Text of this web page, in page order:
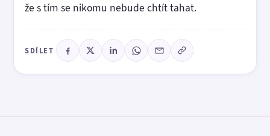
že s tím se nikomu nebude chtít tahat.
SDÍLET